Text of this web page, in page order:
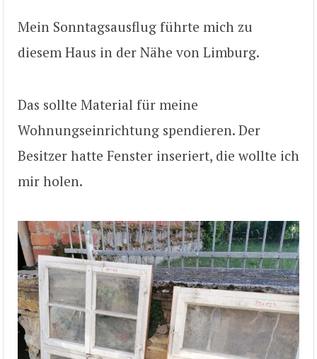
Mein Sonntagsausflug führte mich zu
diesem Haus in der Nähe von Limburg.
Das sollte Material für meine
Wohnungseinrichtung spendieren. Der
Besitzer hatte Fenster inseriert, die wollte ich
mir holen.